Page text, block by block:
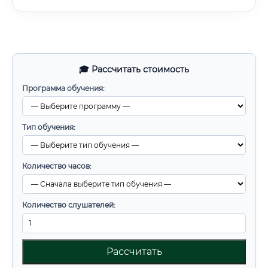
🎓 Рассчитать стоимость
Программа обучения:
Тип обучения:
Количество часов:
Количество слушателей:
Рассчитать